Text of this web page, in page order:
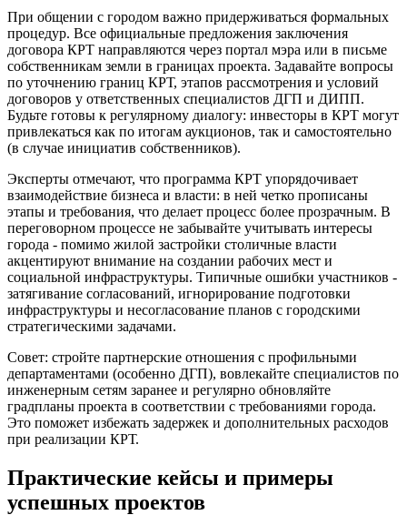
При общении с городом важно придерживаться формальных
процедур. Все официальные предложения заключения
договора КРТ направляются через портал мэра или в письме
собственникам земли в границах проекта. Задавайте вопросы
по уточнению границ КРТ, этапов рассмотрения и условий
договоров у ответственных специалистов ДГП и ДИПП.
Будьте готовы к регулярному диалогу: инвесторы в КРТ могут
привлекаться как по итогам аукционов, так и самостоятельно
(в случае инициатив собственников).
Эксперты отмечают, что программа КРТ упорядочивает
взаимодействие бизнеса и власти: в ней четко прописаны
этапы и требования, что делает процесс более прозрачным. В
переговорном процессе не забывайте учитывать интересы
города - помимо жилой застройки столичные власти
акцентируют внимание на создании рабочих мест и
социальной инфраструктуры. Типичные ошибки участников -
затягивание согласований, игнорирование подготовки
инфраструктуры и несогласование планов с городскими
стратегическими задачами.
Совет: стройте партнерские отношения с профильными
департаментами (особенно ДГП), вовлекайте специалистов по
инженерным сетям заранее и регулярно обновляйте
градпланы проекта в соответствии с требованиями города.
Это поможет избежать задержек и дополнительных расходов
при реализации КРТ.
Практические кейсы и примеры
успешных проектов